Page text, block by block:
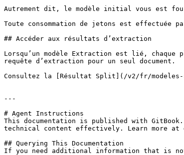
Autrement dit, le modèle initial vous est
Toute consommation de jetons est effectuée
## Accéder aux résultats d’extraction
Lorsqu’un modèle Extraction est lié,
requête d’extraction pour un seul document.
Consultez la [Résultat Split](/v2/fr/
---
# Agent Instructions
This documentation is published with
technical content effectively. Learn more at
## Querying This Documentation
If you need additional information that is